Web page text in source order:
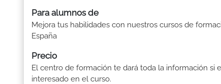
Para alumnos de
Mejora tus habilidades con nuestros cursos de
España
Precio
El centro de formación te dará toda la información si
interesado en el curso.